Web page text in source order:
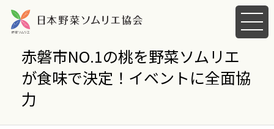
メ
ニ
ー
を
赤磐市NO.1の桃を野菜ソムリエ
が食味で決定！イベントに全面協
力